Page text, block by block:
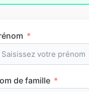
de famille